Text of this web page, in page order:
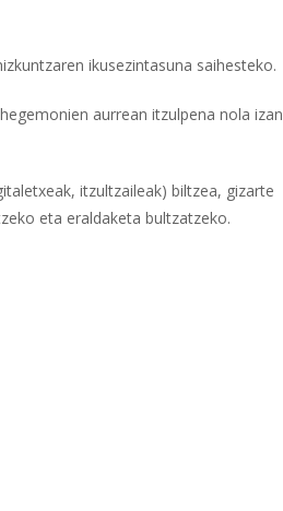
ikusezintasuna saihesteko.
aurrean itzulpena nola izan
itzultzaileak) biltzea, gizarte
eta eraldaketa bultzatzeko.